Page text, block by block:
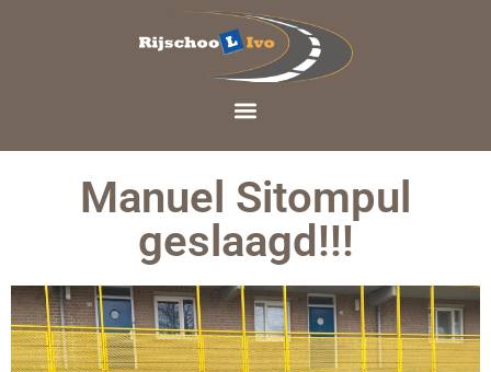
Manuel Sitompul
geslaagd!!!